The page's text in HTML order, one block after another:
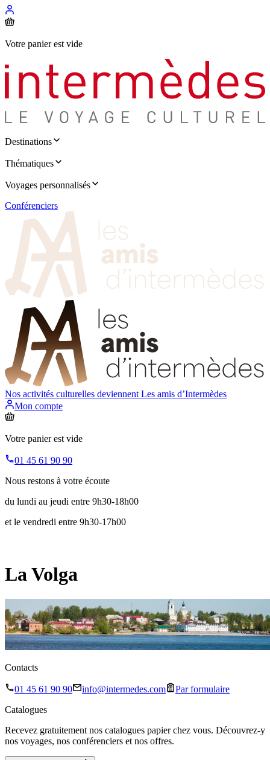
Votre panier est vide
Destinations
Thématiques
Voyages personnalisés
Conférenciers
Nos activités culturelles deviennent Les amis d’Intermèdes
Mon compte
Votre panier est vide
01 45 61 90 90
Nous restons à votre écoute
du lundi au jeudi entre 9h30-18h00
et le vendredi entre 9h30-17h00
La Volga
Contacts
01 45 61 90 90 info@intermedes.com
Par formulaire
Catalogues
Recevez gratuitement nos catalogues papier chez vous. Découvrez-y
nos voyages, nos conférenciers et nos offres.